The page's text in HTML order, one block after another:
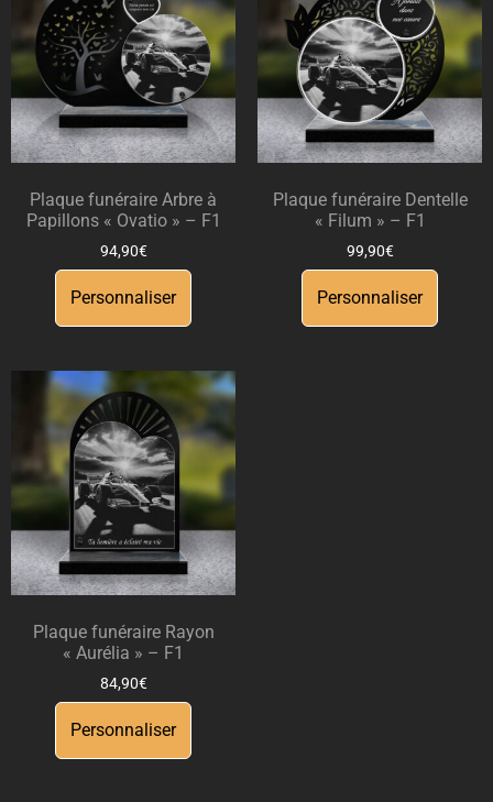
Plaque funéraire Arbre à
Papillons « Ovatio » – F1
94,90€
Personnaliser
Plaque funéraire Dentelle
« Filum » – F1
99,90€
Personnaliser
Plaque funéraire Rayon
« Aurélia » – F1
84,90€
Personnaliser